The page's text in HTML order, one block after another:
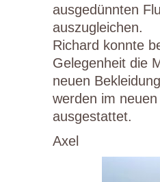
ausgedünnten
auszugleichen.
Richard konnte
Gelegenheit die
neuen
werden im
ausgestattet.
Axel